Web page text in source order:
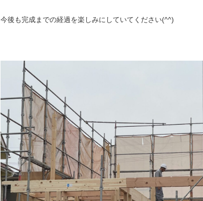
今後も完成までの経過を楽しみにしていてください(^^)